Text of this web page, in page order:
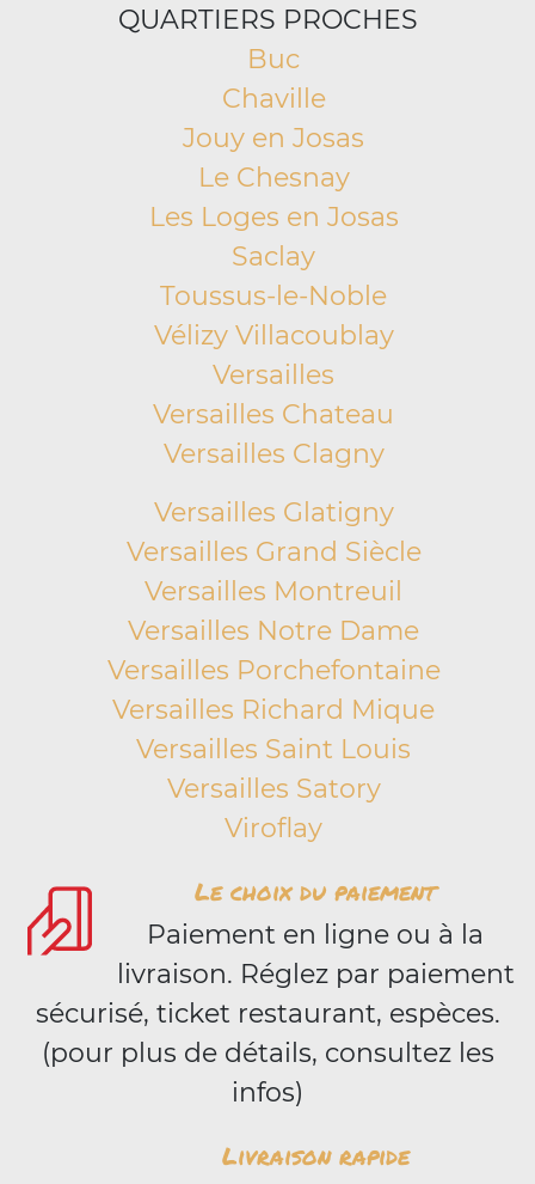
QUARTIERS PROCHES
Buc
Chaville
Jouy en Josas
Le Chesnay
Les Loges en Josas
Saclay
Toussus-le-Noble
Vélizy Villacoublay
Versailles
Versailles Chateau
Versailles Clagny
Versailles Glatigny
Versailles Grand Siècle
Versailles Montreuil
Versailles Notre Dame
Versailles Porchefontaine
Versailles Richard Mique
Versailles Saint Louis
Versailles Satory
Viroflay
Le choix du paiement
Paiement en ligne ou à la
livraison. Réglez par paiement
sécurisé, ticket restaurant, espèces.
(pour plus de détails, consultez les
infos)
Livraison rapide